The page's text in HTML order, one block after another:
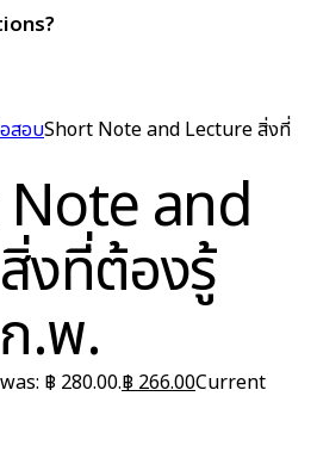
สอบShort Note and Lecture สิ่งที่
and
งที่ต้องรู้
.พ.
฿ 280.00.฿ 266.00Current